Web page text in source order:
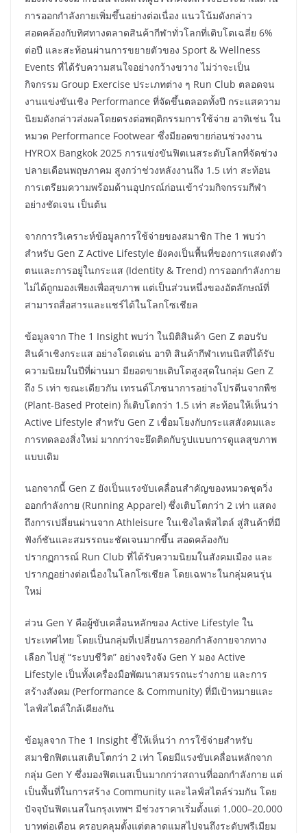
การออกกำลังกายเพิ่มขึ้นอย่างต่อเนื่อง แนวโน้มดังกล่าว
สอดคล้องกับทิศทางตลาดสินค้ากีฬาทั่วโลกที่เติบโตเฉลี่ย 6%
ต่อปี และสะท้อนผ่านการขยายตัวของ Sport & Wellness
Events ที่ได้รับความสนใจอย่างกว้างขวาง ไม่ว่าจะเป็น
กิจกรรม Group Exercise ประเภทต่าง ๆ Run Club ตลอดจน
งานแข่งขันเชิง Performance ที่จัดขึ้นตลอดทั้งปี กระแสความ
นิยมดังกล่าวส่งผลโดยตรงต่อพฤติกรรมการใช้จ่าย อาทิเช่น ใน
หมวด Performance Footwear ซึ่งมียอดขายก่อนช่วงงาน
HYROX Bangkok 2025 การแข่งขันฟิตเนสระดับโลกที่จัดช่วง
ปลายเดือนพฤษภาคม สูงกว่าช่วงหลังงานถึง 1.5 เท่า สะท้อน
การเตรียมความพร้อมด้านอุปกรณ์ก่อนเข้าร่วมกิจกรรมกีฬา
อย่างชัดเจน เป็นต้น
จากการวิเคราะห์ข้อมูลการใช้จ่ายของสมาชิก The 1 พบว่า
สำหรับ Gen Z Active Lifestyle ยังคงเป็นพื้นที่ของการแสดงตัว
ตนและการอยู่ในกระแส (Identity & Trend) การออกกำลังกาย
ไม่ได้ถูกมองเพียงเพื่อสุขภาพ แต่เป็นส่วนหนึ่งของอัตลักษณ์ที่
สามารถสื่อสารและแชร์ได้ในโลกโซเชียล
ข้อมูลจาก The 1 Insight พบว่า ในมิติสินค้า Gen Z ตอบรับ
สินค้าเชิงกระแส อย่างโดดเด่น อาทิ สินค้ากีฬาเทนนิสที่ได้รับ
ความนิยมในปีที่ผ่านมา มียอดขายเติบโตสูงสุดในกลุ่ม Gen Z
ถึง 5 เท่า ขณะเดียวกัน เทรนด์โภชนาการอย่างโปรตีนจากพืช
(Plant-Based Protein) ก็เติบโตกว่า 1.5 เท่า สะท้อนให้เห็นว่า
Active Lifestyle สำหรับ Gen Z เชื่อมโยงกับกระแสสังคมและ
การทดลองสิ่งใหม่ มากกว่าจะยึดติดกับรูปแบบการดูแลสุขภาพ
แบบเดิม
นอกจากนี้ Gen Z ยังเป็นแรงขับเคลื่อนสำคัญของหมวดชุดวิ่ง
ออกกำลังกาย (Running Apparel) ซึ่งเติบโตกว่า 2 เท่า แสดง
ถึงการเปลี่ยนผ่านจาก Athleisure ในเชิงไลฟ์สไตล์ สู่สินค้าที่มี
ฟังก์ชันและสมรรถนะชัดเจนมากขึ้น สอดคล้องกับ
ปรากฏการณ์ Run Club ที่ได้รับความนิยมในสังคมเมือง และ
ปรากฏอย่างต่อเนื่องในโลกโซเชียล โดยเฉพาะในกลุ่มคนรุ่น
ใหม่
ส่วน Gen Y คือผู้ขับเคลื่อนหลักของ Active Lifestyle ใน
ประเทศไทย โดยเป็นกลุ่มที่เปลี่ยนการออกกำลังกายจากทาง
เลือก ไปสู่ “ระบบชีวิต” อย่างจริงจัง Gen Y มอง Active
Lifestyle เป็นทั้งเครื่องมือพัฒนาสมรรถนะร่างกาย และการ
สร้างสังคม (Performance & Community) ที่มีเป้าหมายและ
ไลฟ์สไตล์ใกล้เคียงกัน
ข้อมูลจาก The 1 Insight ชี้ให้เห็นว่า การใช้จ่ายสำหรับ
สมาชิกฟิตเนสเติบโตกว่า 2 เท่า โดยมีแรงขับเคลื่อนหลักจาก
กลุ่ม Gen Y ซึ่งมองฟิตเนสเป็นมากกว่าสถานที่ออกกำลังกาย แต่
เป็นพื้นที่ในการสร้าง Community และไลฟ์สไตล์ร่วมกัน โดย
ปัจจุบันฟิตเนสในกรุงเทพฯ มีช่วงราคาเริ่มตั้งแต่ 1,000–20,000
บาทต่อเดือน ครอบคลุมตั้งแต่ตลาดแมสไปจนถึงระดับพรีเมียม